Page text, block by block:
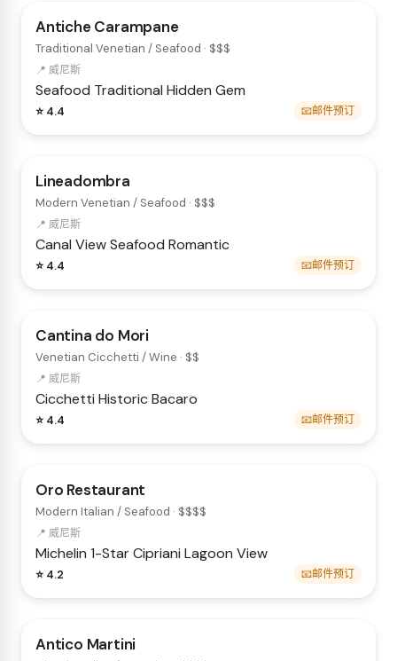
Antiche Carampane
Traditional Venetian / Seafood · $$$
📍 威尼斯
Seafood Traditional Hidden Gem
⭐ 4.4 📧邮件预订
Lineadombra
Modern Venetian / Seafood · $$$
📍 威尼斯
Canal ViewSeafood Romantic
⭐ 4.4 📧邮件预订
Cantina do Mori
Venetian Cicchetti / Wine · $$
📍 威尼斯
Cicchetti HistoricBacaro
⭐ 4.4 📧邮件预订
Oro Restaurant
Modern Italian / Seafood · $$$$
📍 威尼斯
Michelin 1-StarCipriani Lagoon View
⭐ 4.2 📧邮件预订
Antico Martini